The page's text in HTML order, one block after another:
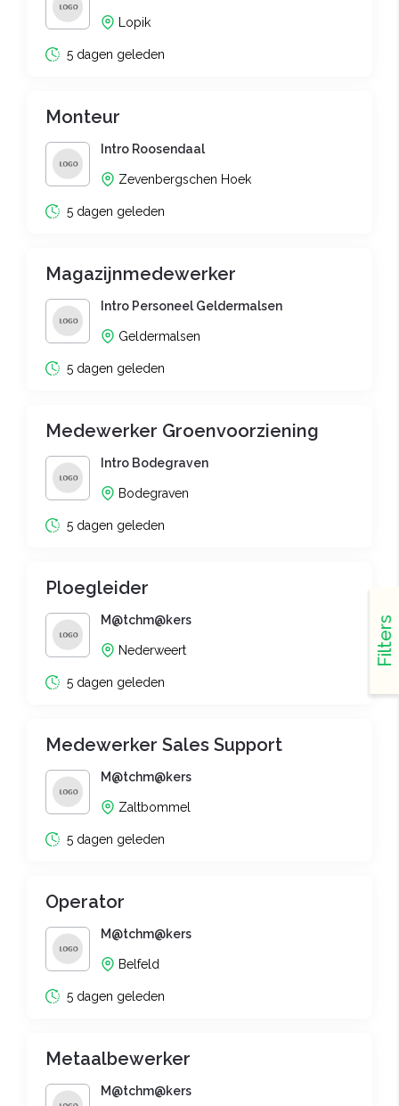
Filters
Lopik
5 dagen geleden
Monteur
Intro Roosendaal
Zevenbergschen Hoek
5 dagen geleden
Magazijnmedewerker
Intro Personeel Geldermalsen
Geldermalsen
5 dagen geleden
Medewerker Groenvoorziening
Intro Bodegraven
Bodegraven
5 dagen geleden
Ploegleider
M@tchm@kers
Nederweert
5 dagen geleden
Medewerker Sales Support
M@tchm@kers
Zaltbommel
5 dagen geleden
Operator
M@tchm@kers
Belfeld
5 dagen geleden
Metaalbewerker
M@tchm@kers